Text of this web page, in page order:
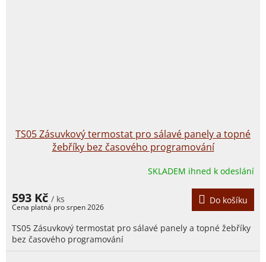
TS05 Zásuvkový termostat pro sálavé panely a topné
žebříky bez časového programování
SKLADEM ihned k odeslání
593 Kč / ks Do košíku
TS05 Zásuvkový termostat pro sálavé panely a topné žebříky
bez časového programování